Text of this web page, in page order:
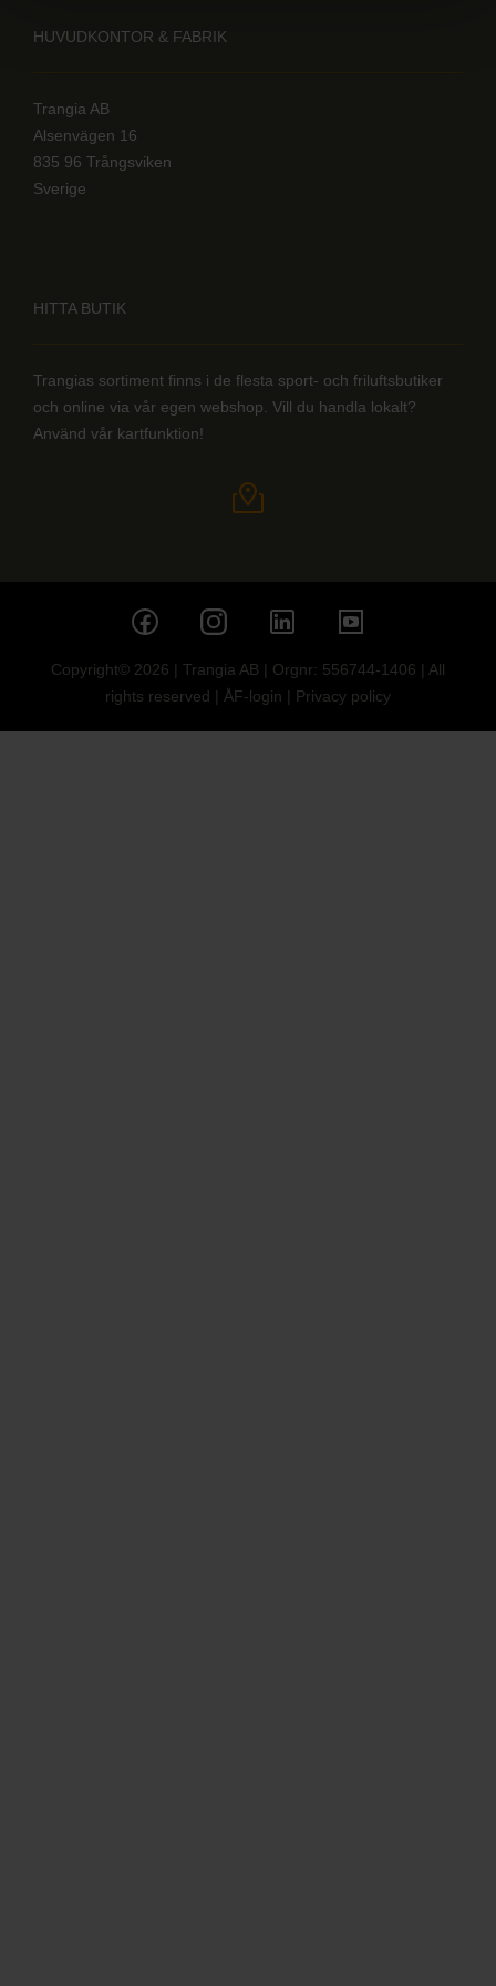
HUVUDKONTOR & FABRIK
Trangia AB
Alsenvägen 16
835 96 Trångsviken
Sverige
HITTA BUTIK
Trangias sortiment finns i de flesta sport- och friluftsbutiker
och online via vår egen webshop. Vill du handla lokalt?
Använd vår kartfunktion!
Copyright© 2026 | Trangia AB | Orgnr: 556744-1406 | All
rights reserved | ÅF-login | Privacy policy